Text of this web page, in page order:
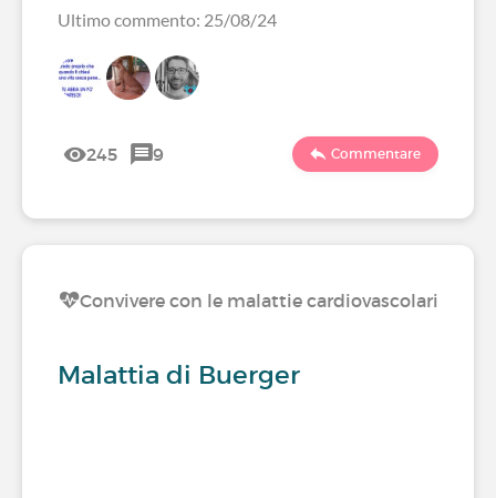
Ultimo commento: 25/08/24
245 9 Commentare
Convivere con le malattie cardiovascolari
Malattia di Buerger